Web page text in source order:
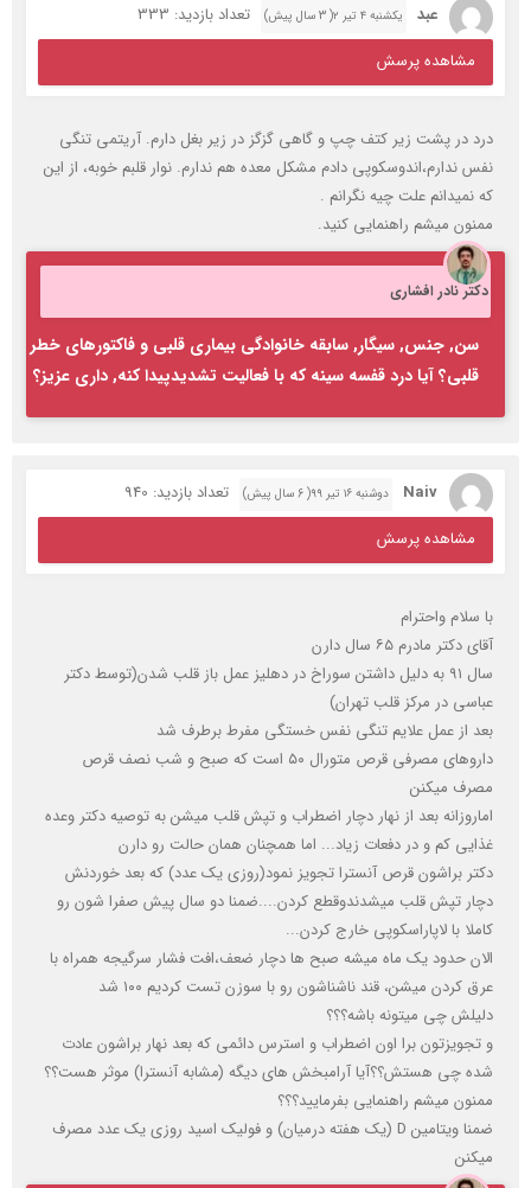
عبد یکشنبه ۴ تیر ۲( 3 سال پیش)
تعداد بازدید: 333
مشاهده پرسش
درد در پشت زیر کتف چپ و گاهی گزگز در زیر بغل دارم. آریتمی تنگی
نفس ندارم،اندوسکوپی دادم مشکل معده هم ندارم. نوار قلبم خوبه، از این
که نمیدانم علت چیه نگرانم .
ممنون میشم راهنمایی کنید.
دکتر نادر افشاری
سن, جنس, سیگار, سابقه خانوادگی بیماری قلبی و فاکتورهای خطر
قلبی؟ آیا درد قفسه سینه که با فعالیت تشدیدپیدا کنه, داری عزیز؟
Naiv دوشنبه ۱۶ تیر ۹۹( 6 سال پیش)
تعداد بازدید: 940
مشاهده پرسش
با سلام و‌احترام
آقای دکتر مادرم ۶۵ سال دارن
سال ۹۱ به دلیل داشتن سوراخ در دهلیز عمل باز قلب شدن(توسط دکتر
عباسی در مرکز قلب تهران)
بعد از عمل علایم تنگی نفس خستگی مفرط برطرف شد
داروهای مصرفی قرص متورال ۵۰ است که صبح و شب نصف قرص
مصرف میکنن
اماروزانه بعد از نهار دچار اضطراب و تپش قلب میشن به توصیه دکتر وعده
غذایی کم و در دفعات زیاد... اما همچنان همان حالت رو دارن
دکتر براشون قرص آنسترا تجویز نمود(روزی یک عدد) که بعد خوردنش
دچار تپش قلب میشدندوقطع کردن....ضمنا دو سال پیش صفرا شون رو
کاملا با لاپاراسکوپی خارج کردن...
الان حدود یک ماه میشه صبح ها دچار ضعف،افت فشار سرگیجه همراه با
عرق کردن میشن، قند ناشناشون رو با سوزن تست کردیم ۱۰۰ شد
دلیلش چی میتونه باشه؟؟؟
و تجویزتون برا اون اضطراب و استرس دائمی که بعد نهار براشون عادت
شده چی هستش؟؟آیا آرامبخش های دیگه (مشابه آنسترا) موثر هست؟؟
ممنون میشم راهنمایی بفرمایید؟؟؟
ضمنا ویتامین D (یک هفته درمیان) و فولیک اسید روزی یک عدد مصرف
میکنن